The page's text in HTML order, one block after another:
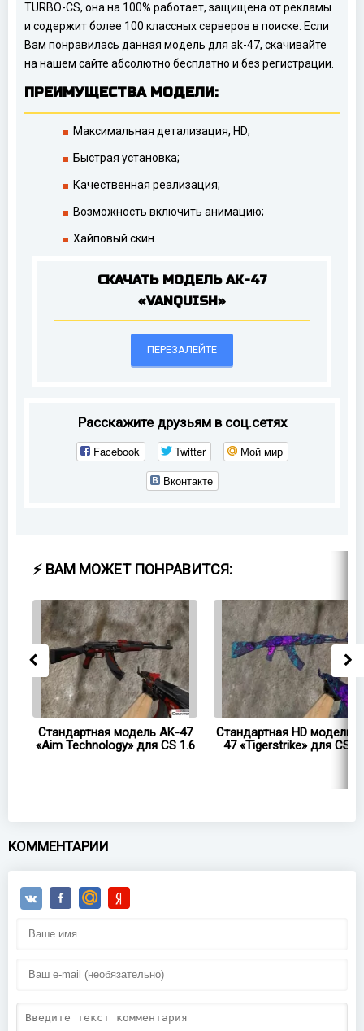
TURBO-CS, она на 100% работает, защищена от рекламы
и содержит более 100 классных серверов в поиске. Если
Вам понравилась данная модель для ak-47, скачивайте
на нашем сайте абсолютно бесплатно и без регистрации.
ПРЕИМУЩЕСТВА МОДЕЛИ:
Максимальная детализация, HD;
Быстрая установка;
Качественная реализация;
Возможность включить анимацию;
Хайповый скин.
СКАЧАТЬ МОДЕЛЬ AK-47
«VANQUISH»
ПЕРЕЗАЛЕЙТЕ
Расскажите друзьям в соц.сетях
Facebook Twitter
Мой мир
Вконтакте
⚡ ВАМ МОЖЕТ ПОНРАВИТСЯ:
Стандартная модель AK-47
«Aim Technology» для CS 1.6
Стандартная HD модель
47 «Tigerstrike» для CS
КОММЕНТАРИИ